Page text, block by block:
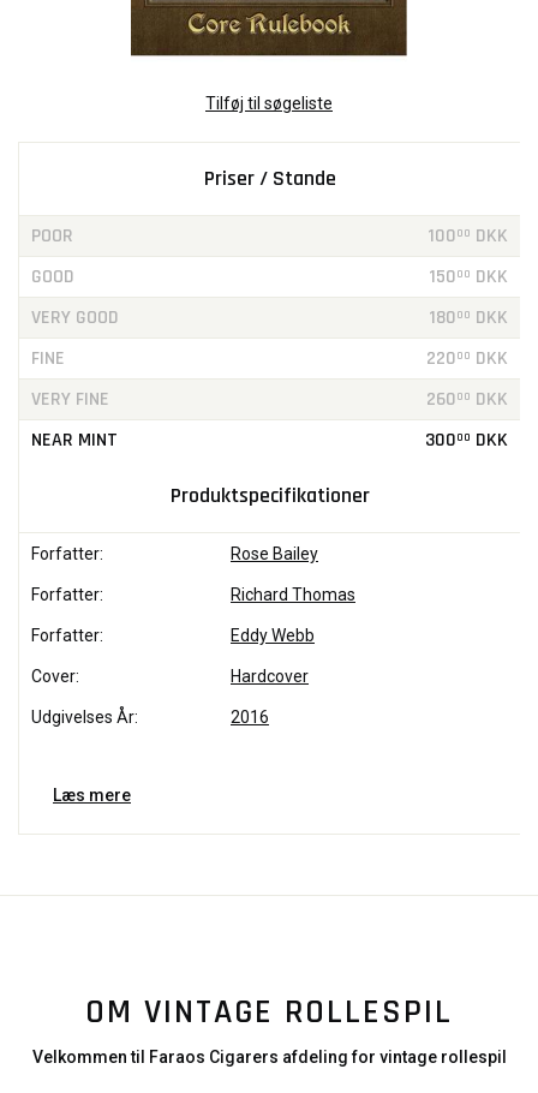
Tilføj til søgeliste
Priser / Stande
POOR 10000 DKK
GOOD
15000 DKK
VERY GOOD
18000 DKK
FINE
22000 DKK
VERY FINE
26000 DKK
NEAR MINT
30000 DKK
Produktspecifikationer
Forfatter: Rose Bailey
Forfatter: Richard Thomas
Forfatter: Eddy Webb
Cover: Hardcover
Udgivelses År: 2016
Læs mere
OM VINTAGE ROLLESPIL
Velkommen til Faraos Cigarers afdeling for vintage rollespil